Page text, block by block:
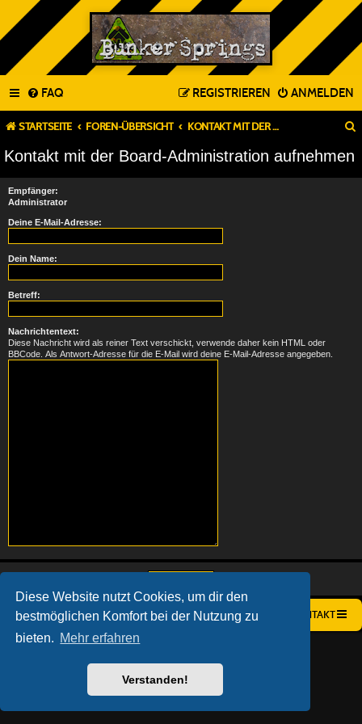
Diese Website nutzt Cookies, um dir den
bestmöglichen Komfort bei der Nutzung zu
bieten. Mehr erfahren
Verstanden!
FAQ ANMELDEN
REGISTRIEREN
STARTSEITE FOREN-ÜBERSICHT KONTAKT MIT DER BOARD-ADMINISTRATION AUFNEHMEN
Kontakt mit der Board-Administration aufnehmen
Empfänger:
Administrator
Deine E-Mail-Adresse:
Dein Name:
Betreff:
Nachrichtentext:
Diese Nachricht wird als reiner Text verschickt, verwende daher kein HTML oder
BBCode. Als Antwort-Adresse für die E-Mail wird deine E-Mail-Adresse angegeben.
STARTSEITE FOREN-ÜBERSICHT KONTAKT
AÇIEEED! STYLE BY
DATENSCHUTZ|NUTZUNGSBEDINGUNGEN